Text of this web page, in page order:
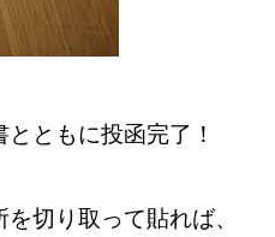
ともに投函完了！
切り取って貼れば、